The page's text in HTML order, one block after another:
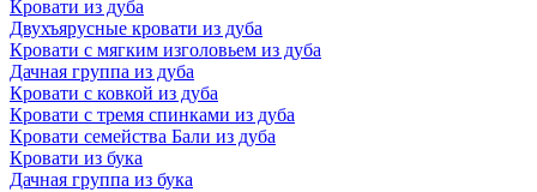
Кровати из дуба
Двухъярусные кровати из дуба
Кровати с мягким изголовьем из дуба
Дачная группа из дуба
Кровати с ковкой из дуба
Кровати с тремя спинками из дуба
Кровати семейства Бали из дуба
Кровати из бука
Дачная группа из бука